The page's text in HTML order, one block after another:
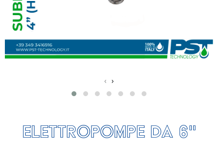
‹ ›
elettropompe da 6"